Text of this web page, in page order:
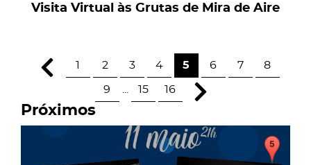
Visita Virtual às Grutas de Mira de Aire
1 2 3 4 5 6 7 8
9 15 16
Próximos